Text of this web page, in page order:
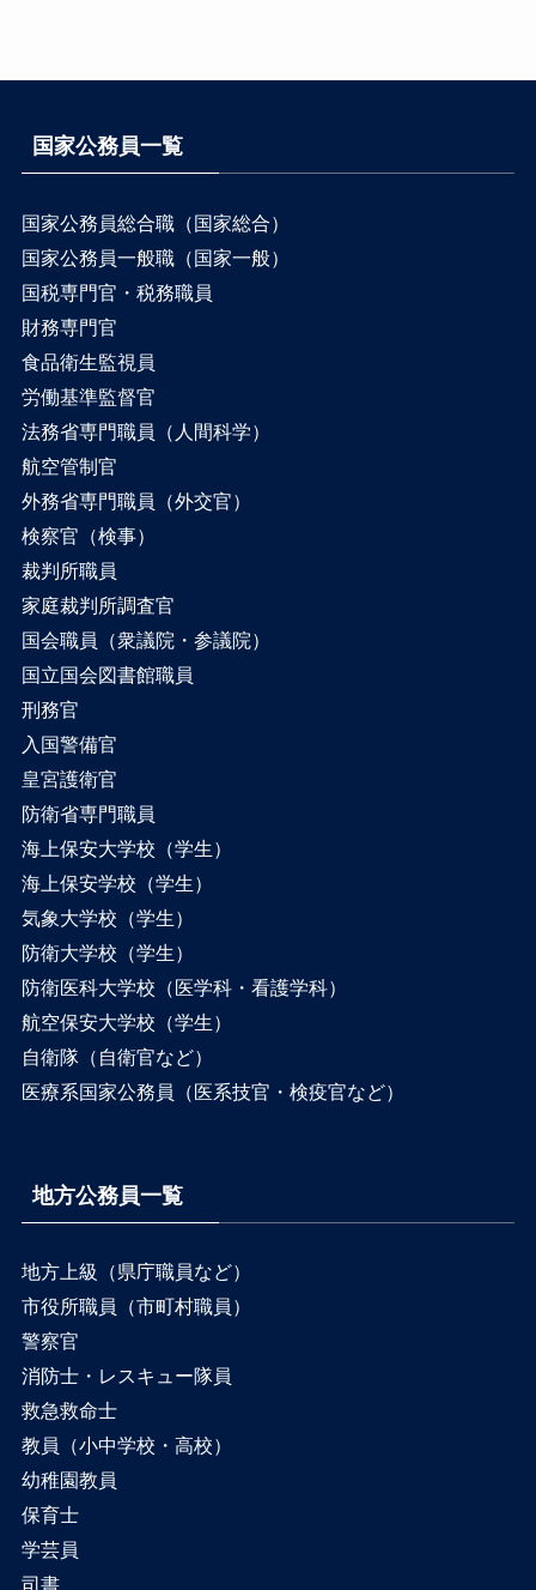
国家公務員一覧
国家公務員総合職（国家総合）
国家公務員一般職（国家一般）
国税専門官・税務職員
財務専門官
食品衛生監視員
労働基準監督官
法務省専門職員（人間科学）
航空管制官
外務省専門職員（外交官）
検察官（検事）
裁判所職員
家庭裁判所調査官
国会職員（衆議院・参議院）
国立国会図書館職員
刑務官
入国警備官
皇宮護衛官
防衛省専門職員
海上保安大学校（学生）
海上保安学校（学生）
気象大学校（学生）
防衛大学校（学生）
防衛医科大学校（医学科・看護学科）
航空保安大学校（学生）
自衛隊（自衛官など）
医療系国家公務員（医系技官・検疫官など）
地方公務員一覧
地方上級（県庁職員など）
市役所職員（市町村職員）
警察官
消防士・レスキュー隊員
救急救命士
教員（小中学校・高校）
幼稚園教員
保育士
学芸員
司書